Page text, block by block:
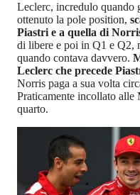
Leclerc, incredulo quando
ottenuto la pole position,
Piastri e a quella di
di libere e poi in Q1 e Q2,
quando contava davvero.
Leclerc che precede
Norris paga a sua volta
Praticamente incollato alle
quarto.